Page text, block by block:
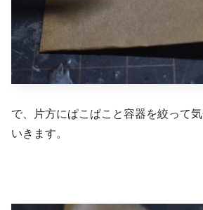
で、片方にぱこぱこと容器を絞って
いきます。